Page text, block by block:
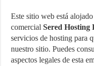
Este sitio web está
comercialSered Hosting
servicios de hosting para
nuestro sitio. Puedes
aspectos legales de esta